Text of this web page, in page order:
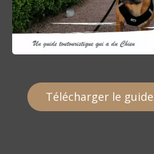
Télécharger le